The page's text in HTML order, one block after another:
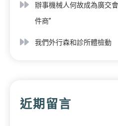
辦事機械人何故成為廣交
件商”
我們外行森和診所體檢動
近期留言